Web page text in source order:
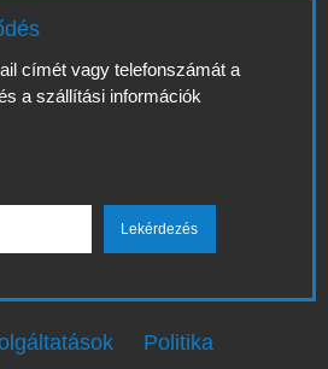
címét vagy telefonszámát a
a szállítási információk
Politika